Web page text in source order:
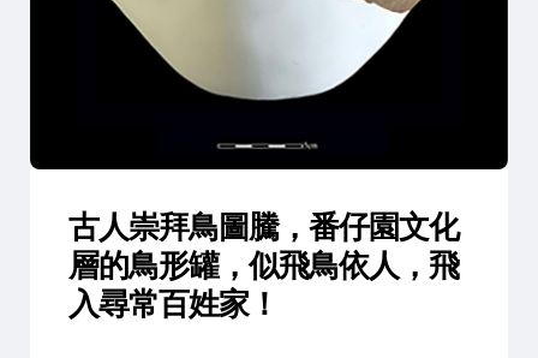
古人崇拜鳥圖騰，番仔園文化
層的鳥形罐，似飛鳥依人，飛
入尋常百姓家！